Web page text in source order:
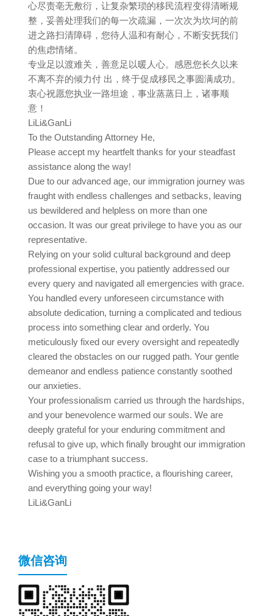
心尽责亳无敷衍，让复杂繁琐的移民流程变得清晰规
整，妥善处理我们的每一次疏漏，一次次为坎坷的前
进之路扫清障碍，您待人温和有耐心，不断安抚我们
的焦虑情绪。
专业足以渡难关，善意足以暖人心。感恩您长久以来
不离不弃的倾力付 出，终于促成移民之事圆满成功。
衷心祝愿您执业一路坦途，事业蒸蒸日上，诸事顺
意！
LiLi&GanLi
To the Outstanding Attorney He,
Please accept my heartfelt thanks for your steadfast
assistance along the way!
Due to our advanced age, our immigration journey was
fraught with endless challenges and setbacks, leaving
us bewildered and helpless on more than one
occasion. It was our great privilege to have you as our
representative.
Relying on your solid cultural background and deep
professional expertise, you patiently addressed our
every query and navigated all emergencies with grace.
You handled every unforeseen circumstance with
absolute dedication, turning a complicated and tedious
process into something clear and orderly. You
meticulously fixed our every oversight and repeatedly
cleared the obstacles on our rugged path. Your gentle
demeanor and endless patience constantly soothed
our anxieties.
Your professionalism carried us through the hardships,
and your benevolence warmed our souls. We are
deeply grateful for your enduring commitment and
refusal to give up, which finally brought our immigration
case to a triumphant success.
Wishing you a smooth practice, a flourishing career,
and everything going your way!
LiLi&GanLi
微信咨询